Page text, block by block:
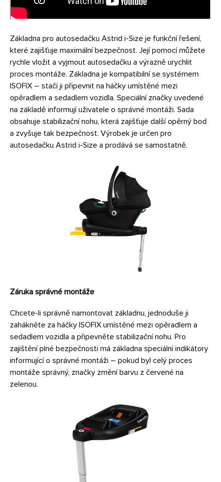
Základna pro autosedačku Astrid i-Size je funkční řešení,
které zajišťuje maximální bezpečnost. Její pomocí můžete
rychle vložit a vyjmout autosedačku a výrazně urychlit
proces montáže. Základna je kompatibilní se systémem
ISOFIX – stačí ji připevnit na háčky umístěné mezi
opěradlem a sedadlem vozidla. Speciální značky uvedené
na základě informují uživatele o správné montáži. Sada
obsahuje stabilizační nohu, která zajišťuje další opěrný bod
a zvyšuje tak bezpečnost. Výrobek je určen pro
autosedačku Astrid i-Size a prodává se samostatně.
Záruka správné montáže
Chcete-li správně namontovat základnu, jednoduše ji
zahákněte za háčky ISOFIX umístěné mezi opěradlem a
sedadlem vozidla a připevněte stabilizační nohu. Pro
zajištění plné bezpečnosti má základna speciální indikátory
informující o správné montáži – pokud byl celý proces
montáže správný, značky změní barvu z červené na
zelenou.